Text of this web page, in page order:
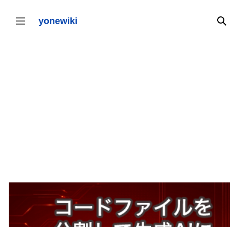
テ
サイドバーの切り替え yonewiki 検